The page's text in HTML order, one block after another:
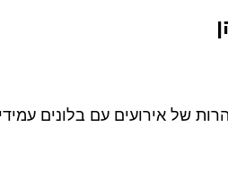
של אירועים עם בלונים